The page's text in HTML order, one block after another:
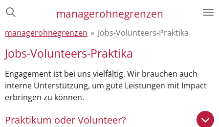
Zum
springen
managerohnegrenzen
managerohnegrenzen » Jobs-Volunteers-Praktika
Jobs-Volunteers-Praktika
Engagement ist bei uns vielfältig. Wir brauchen auch
interne Unterstützung, um gute Leistungen mit Impact
erbringen zu können.
Praktikum oder Volunteer?